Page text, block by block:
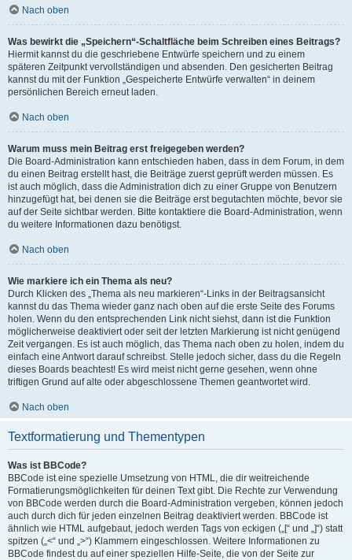
Nach oben
Was bewirkt die „Speichern“-Schaltfläche beim Schreiben eines Beitrags?
Hiermit kannst du die geschriebene Entwürfe speichern und zu einem
späteren Zeitpunkt vervollständigen und absenden. Den gesicherten Beitrag
kannst du mit der Funktion „Gespeicherte Entwürfe verwalten“ in deinem
persönlichen Bereich erneut laden.
Nach oben
Warum muss mein Beitrag erst freigegeben werden?
Die Board-Administration kann entschieden haben, dass in dem Forum, in dem
du einen Beitrag erstellt hast, die Beiträge zuerst geprüft werden müssen. Es
ist auch möglich, dass die Administration dich zu einer Gruppe von Benutzern
hinzugefügt hat, bei denen sie die Beiträge erst begutachten möchte, bevor sie
auf der Seite sichtbar werden. Bitte kontaktiere die Board-Administration, wenn
du weitere Informationen dazu benötigst.
Nach oben
Wie markiere ich ein Thema als neu?
Durch Klicken des „Thema als neu markieren“-Links in der Beitragsansicht
kannst du das Thema wieder ganz nach oben auf die erste Seite des Forums
holen. Wenn du den entsprechenden Link nicht siehst, dann ist die Funktion
möglicherweise deaktiviert oder seit der letzten Markierung ist nicht genügend
Zeit vergangen. Es ist auch möglich, das Thema nach oben zu holen, indem du
einfach eine Antwort darauf schreibst. Stelle jedoch sicher, dass du die Regeln
dieses Boards beachtest! Es wird meist nicht gerne gesehen, wenn ohne
triftigen Grund auf alte oder abgeschlossene Themen geantwortet wird.
Nach oben
Textformatierung und Thementypen
Was ist BBCode?
BBCode ist eine spezielle Umsetzung von HTML, die dir weitreichende
Formatierungsmöglichkeiten für deinen Text gibt. Die Rechte zur Verwendung
von BBCode werden durch die Board-Administration vergeben, können jedoch
auch durch dich für jeden einzelnen Beitrag deaktiviert werden. BBCode ist
ähnlich wie HTML aufgebaut, jedoch werden Tags von eckigen („[“ und „]“) statt
spitzen („<“ und „>“) Klammern eingeschlossen. Weitere Informationen zu
BBCode findest du auf einer speziellen Hilfe-Seite, die von der Seite zur